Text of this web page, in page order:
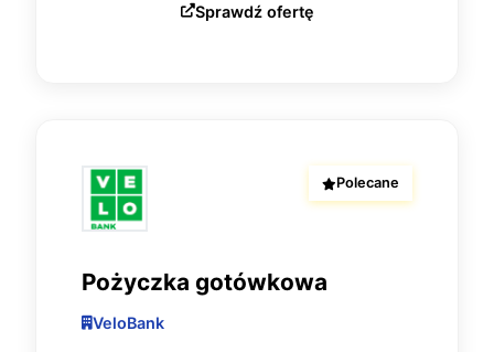
Sprawdź ofertę
Polecane
Pożyczka gotówkowa
VeloBank